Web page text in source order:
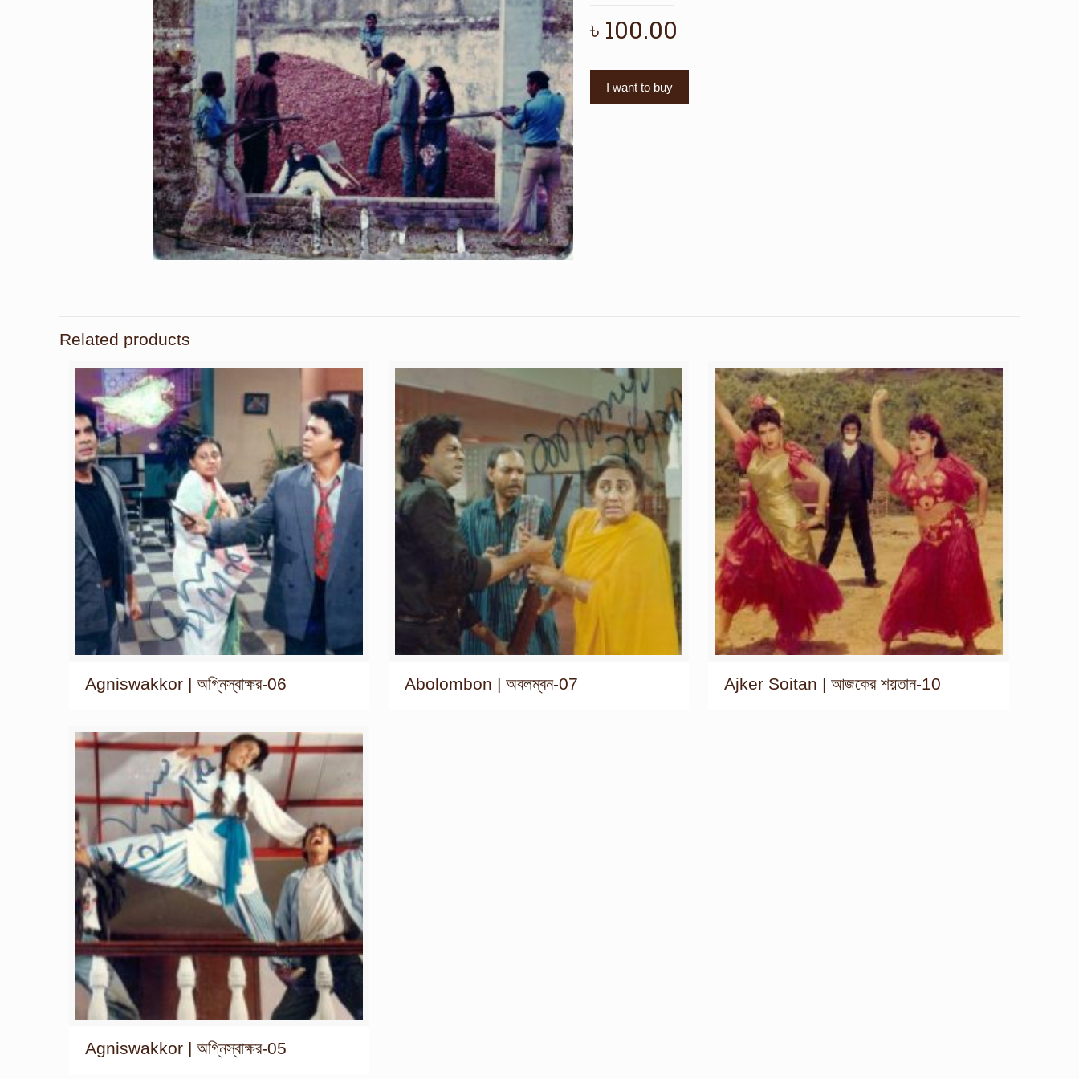
৳ 100.00
I want to buy
Related products
Agniswakkor | অগ্নিস্বাক্ষর-06 Abolombon | অবলম্বন-07 Ajker Soitan | আজকের শয়তান-10
Agniswakkor | অগ্নিস্বাক্ষর-05